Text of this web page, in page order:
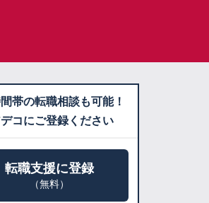
帯の転職相談も可能！
コにご登録ください
転職支援に登録
（無料）